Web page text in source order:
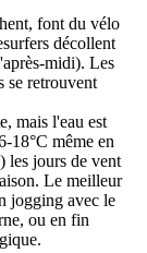
font du vélo
décollent
midi). Les
se retrouvent
mais l'eau est
18°C même en
les jours de vent
Le meilleur
jogging avec le
ou en fin